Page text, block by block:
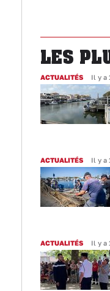
LES
ACTUALITÉS Il y a
ACTUALITÉS Il y a
ACTUALITÉS Il y a